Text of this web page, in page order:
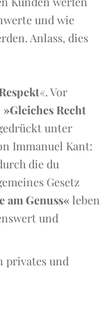
und wie
Anlass, dies
Respekt«. Vor
»Gleiches Recht
unter
Immanuel Kant:
die du
Gesetz
am Genuss« leben
und
privates und